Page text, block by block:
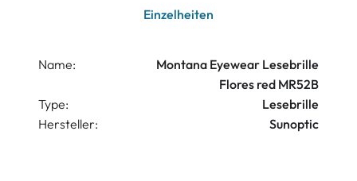
Einzelheiten
Name:
Montana Eyewear Lesebrille
Flores red MR52B
Type:
Lesebrille
Hersteller:
Sunoptic